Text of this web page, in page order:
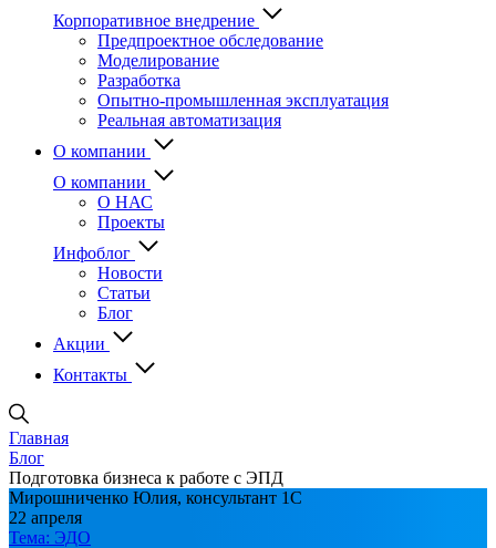
Корпоративное внедрение
Предпроектное обследование
Моделирование
Разработка
Опытно-промышленная эксплуатация
Реальная автоматизация
О компании
О компании
О НАС
Проекты
Инфоблог
Новости
Статьи
Блог
Акции
Контакты
Главная
Блог
Подготовка бизнеса к работе с ЭПД
Мирошниченко Юлия, консультант 1С
22 апреля
Тема: ЭДО